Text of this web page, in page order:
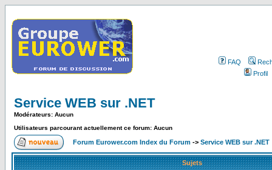
FAQ
Profil
Service WEB sur .NET
Modérateurs: Aucun
Utilisateurs parcourant actuellement ce forum: Aucun
Forum Eurower.com Index du Forum -> Service WEB sur .NET
Sujets